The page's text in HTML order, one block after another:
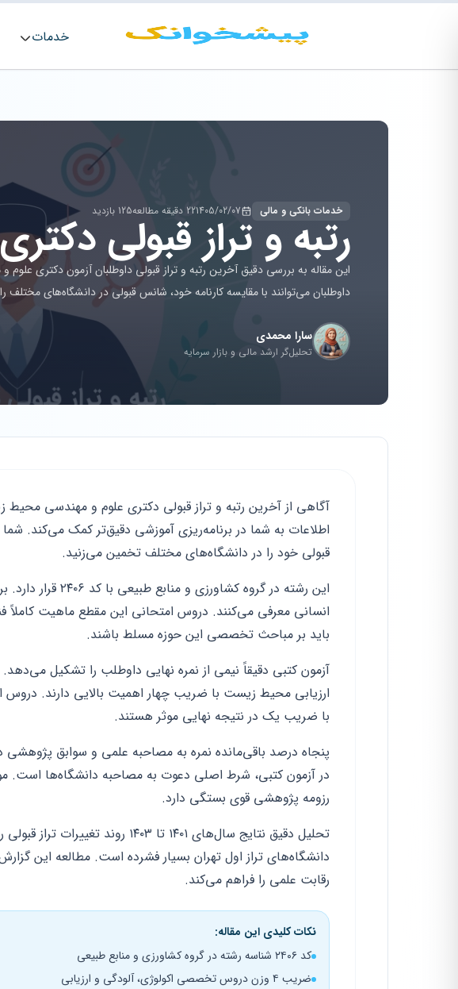
خدمات
خدمات بانکی و مالی 1405/02/0722 دقیقه مطالعه 125 بازدید
رتبه و تراز قبولی دکتری
داوطلبان می‌توانند با مقایسه کارنامه خود، شانس قبولی در دانشگاه‌های مختلف را
سارا محمدی
تحلیل‌گر ارشد مالی و بازار سرمایه
آگاهی از آخرین رتبه و تراز قبولی دکتری علوم و مهندسی
اطلاعات به شما در برنامه‌ریزی آموزشی دقیق‌تر کمک می‌کند.
قبولی خود را در دانشگاه‌های مختلف تخمین می‌زنید.
این رشته در گروه
انسانی معرفی می‌کنند. دروس امتحانی این مقطع ماهیت کاملاً
باید بر مباحث تخصصی این حوزه مسلط باشند.
آزمون کتبی دقیقاً نیمی از نمره نهایی داوطلب را تشکیل
ارزیابی محیط زیست با ضریب چهار اهمیت بالایی دارند. دروس
با ضریب یک در نتیجه نهایی موثر هستند.
پنجاه درصد باقی‌مانده نمره به مصاحبه علمی و سوابق
در آزمون کتبی، شرط اصلی دعوت به مصاحبه دانشگاه‌ها است.
رزومه پژوهشی قوی بستگی دارد.
تحلیل دقیق نتایج سال‌های ۱۴۰۱ تا
دانشگاه‌های تراز اول تهران بسیار فشرده است. مطالعه این
رقابت علمی را فراهم می‌کند.
نکات کلیدی این مقاله:
کد ۲۴۰۶ شناسه رشته در گروه کشاورزی و منابع طبیعی
ضریب ۴ وزن دروس تخصصی اکولوژی، آلودگی و ارزیابی